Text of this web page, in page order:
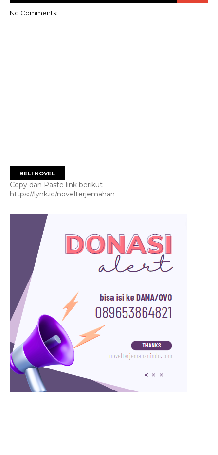
No Comments:
BELI NOVEL
Copy dan Paste link berikut
https://lynk.id/novelterjemahan